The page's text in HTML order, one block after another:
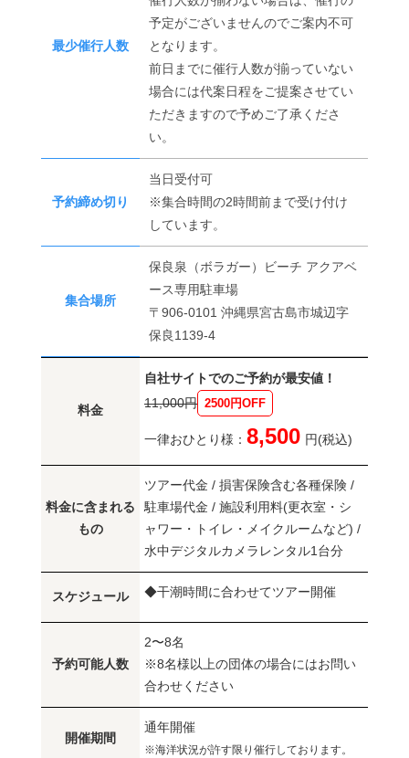
最少催行人数
予定がございませんのでご案内不可
となります。
前日までに催行人数が揃っていない
場合には代案日程をご提案させてい
ただきますので予めご了承くださ
い。
予約締め切り
当日受付可
※集合時間の2時間前まで受け付け
しています。
集合場所
保良泉（ボラガー）ビーチ アクアベ
ース専用駐車場
〒906-0101 沖縄県宮古島市城辺字
保良1139-4
料金
自社サイトでのご予約が最安値！
11,000円 2500円OFF
一律おひとり様： 8,500 円(税込)
料金に含まれる
もの
ツアー代金 / 損害保険含む各種保険 /
駐車場代金 / 施設利用料(更衣室・シ
ャワー・トイレ・メイクルームなど) /
水中デジタルカメラレンタル1台分
スケジュール ◆干潮時間に合わせてツアー開催
予約可能人数
2〜8名
※8名様以上の団体の場合にはお問い
合わせください
開催期間
通年開催
※海洋状況が許す限り催行しております。